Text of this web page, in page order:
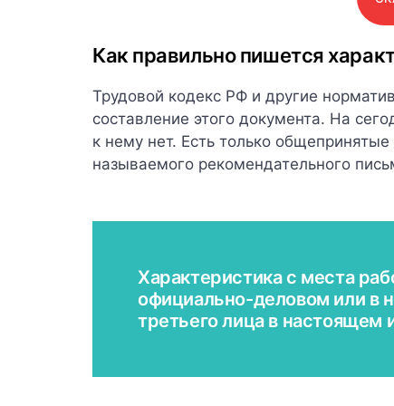
Как правильно пишется
Трудовой кодекс РФ и другие
составление этого документа. На
к нему нет. Есть только
называемого рекомендательного
Характеристика с места
официально-деловом или в
третьего лица в